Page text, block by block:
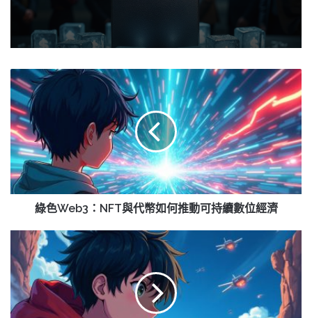
綠
色
Web3：
NFT
與
代
幣
如
何
續
數
位
經
綠色Web3：NFT與代幣如何推動可持續數位經濟
商
業
領
袖